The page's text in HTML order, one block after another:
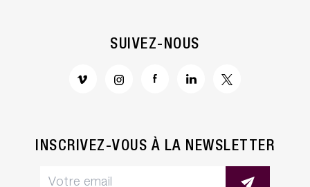
SUIVEZ-NOUS
INSCRIVEZ-VOUS À LA NEWSLETTER